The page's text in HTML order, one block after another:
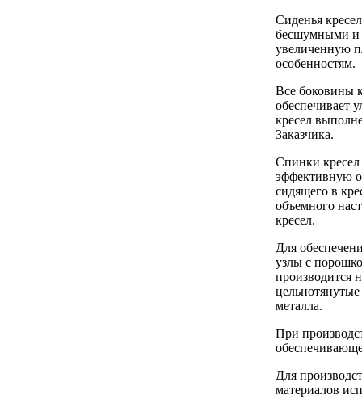
Сиденья
бесшумными и
увеличенную
особенностям.
Все боковины
обеспечивает
кресел
Заказчика.
Спинки
эффективную
сидящего в
объемного
кресел.
Для
узлы с
производится
металла.
При
Для
материалов